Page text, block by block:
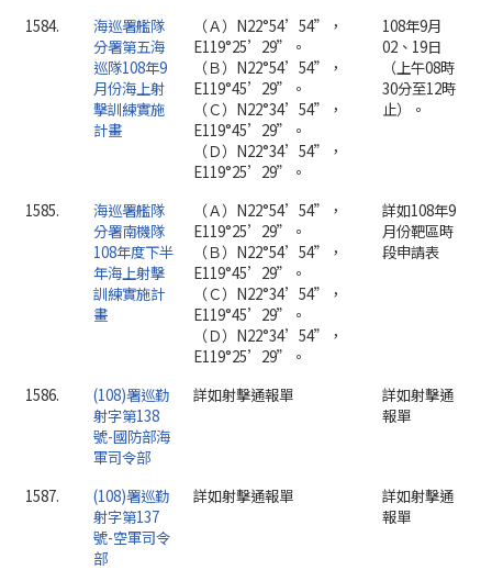
1584.
海巡署艦隊
分署第五海
巡隊108年9
月份海上射
擊訓練實施
計畫
（Ａ）N22°54’54”，
E119°25’29”。
（Ｂ）N22°54’54”，
E119°45’29”。
（Ｃ）N22°34’54”，
E119°45’29”。
（Ｄ）N22°34’54”，
E119°25’29”。
108年9月
02、19日
（上午08時
30分至12時
止）。
1585.
海巡署艦隊
分署南機隊
108年度下半
年海上射擊
訓練實施計
畫
（Ａ）N22°54’54”，
E119°25’29”。
（Ｂ）N22°54’54”，
E119°45’29”。
（Ｃ）N22°34’54”，
E119°45’29”。
（Ｄ）N22°34’54”，
E119°25’29”。
詳如108年9
月份靶區時
段申請表
1586.
(108)署巡勤
射字第138
號-國防部海
軍司令部
詳如射擊通報單
詳如射擊通
報單
1587.
(108)署巡勤
射字第137
號-空軍司令
部
詳如射擊通報單
詳如射擊通
報單